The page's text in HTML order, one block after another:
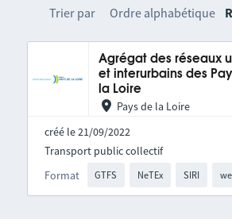
Trier par Ordre alphabétique
Agrégat des réseaux
et interurbains des
la Loire
Pays de la Loire
créé le 21/09/2022
Format GTFS NeTEx SIRI
Transport public collectif